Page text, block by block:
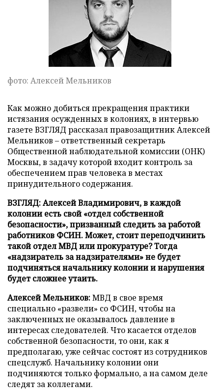
фото: Алексей Мельников
Как можно добиться прекращения практики
истязания осужденных в колониях, в интервью
газете ВЗГЛЯД рассказал правозащитник Алексей
Мельников – ответственный секретарь
Общественной наблюдательной комиссии (ОНК)
Москвы, в задачу которой входит контроль за
обеспечением прав человека в местах
принудительного содержания.
ВЗГЛЯД: Алексей Владимирович, в каждой
колонии есть свой «отдел собственной
безопасности», призванный следить за работой
работников ФСИН. Может, стоит переподчинить
такой отдел МВД или прокуратуре? Тогда
«надзиратель за надзирателями» не будет
подчиняться начальнику колонии и нарушения
будет сложнее утаить.
Алексей Мельников:МВД в свое время
специально «развели» со ФСИН, чтобы на
заключенных не оказывалось давление в
интересах следователей. Что касается отделов
собственной безопасности, то они, как я
предполагаю, уже сейчас состоят из сотрудников
спецслужб. Начальнику колонии они
подчиняются только формально, а на самом деле
следят за коллегами.